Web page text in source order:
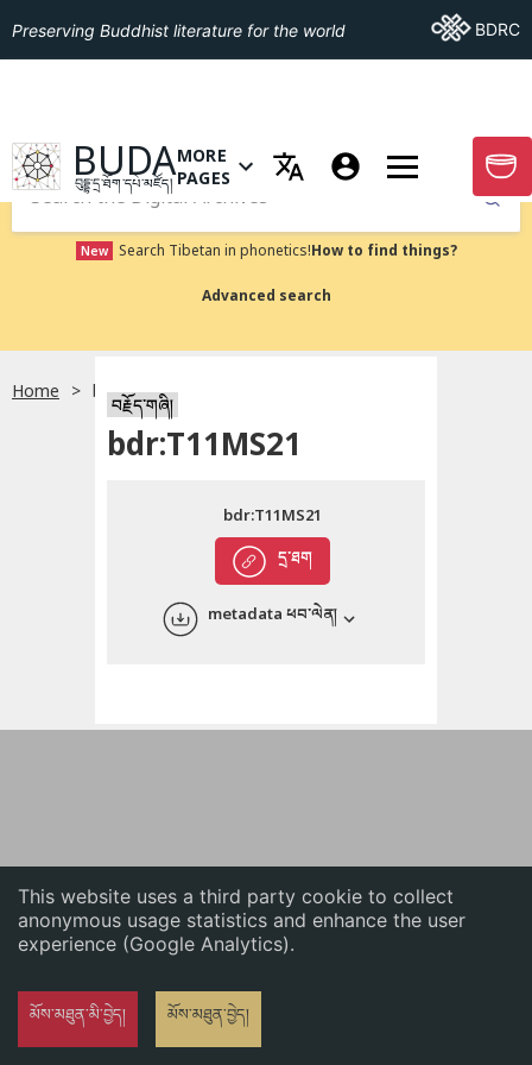
This website uses a third party cookie to collect
anonymous usage statistics and enhance the user
experience (Google Analytics).
མོས་མཐུན་མི་བྱེད། མོས་མཐུན་བྱེད།
English
Preserving Buddhist literature for the world Go ToBDRC
GO TO HOMEPAGE
BUDA
བུདྡྷ་དྲ་ཐོག་དཔེ་མཛོད།
OPEN MENU OF MORE PAGES
MORE
PAGES
GO
Submit
New Search Tibetan in phonetics!How to find things?
Advanced search
Home bdr:T11MS21
བརྗོད་གཞི།
bdr:T11MS21
དྲ་ཐག
bdr:T11MS21
metadata ཕབ་ལེན།